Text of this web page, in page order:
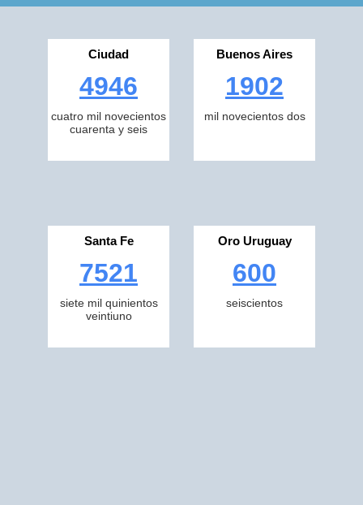
Ciudad
4946
cuatro mil novecientos
cuarenta y seis
Buenos Aires
1902
mil novecientos dos
Santa Fe
7521
siete mil quinientos
veintiuno
Oro Uruguay
600
seiscientos